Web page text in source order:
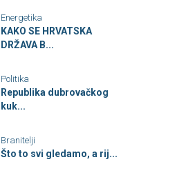
Energetika
KAKO SE HRVATSKA
DRŽAVA B...
Politika
Republika dubrovačkog
kuk...
Branitelji
Što to svi gledamo, a rij...